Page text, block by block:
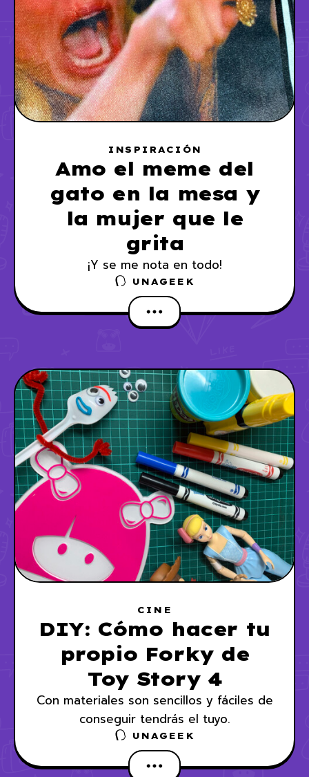
INSPIRACIÓN
Amo el meme del
gato en la mesa y
la mujer que le
grita
¡Y se me nota en todo!
UNAGEEK
CINE
DIY: Cómo hacer tu
propio Forky de
Toy Story 4
Con materiales son sencillos y fáciles de
conseguir tendrás el tuyo.
UNAGEEK